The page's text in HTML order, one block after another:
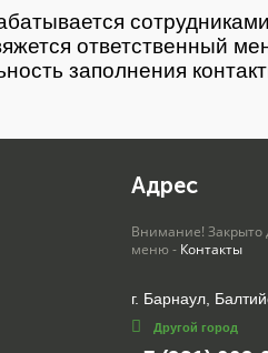
ответственный
заполнения
Адрес
Внимание! Закрыто
меню - Контакты
г. Барнаул,
Другой город